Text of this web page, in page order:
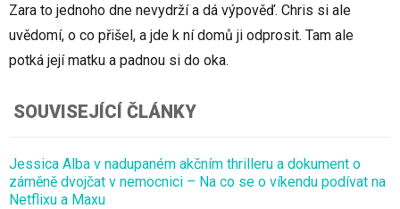
Zara to jednoho dne nevydrží a dá výpověď. Chris si ale
uvědomí, o co přišel, a jde k ní domů ji odprosit. Tam ale
potká její matku a padnou si do oka.
SOUVISEJÍCÍ ČLÁNKY
Jessica Alba v nadupaném akčním thrilleru a dokument o
záměně dvojčat v nemocnici – Na co se o víkendu podívat na
Netflixu a Maxu